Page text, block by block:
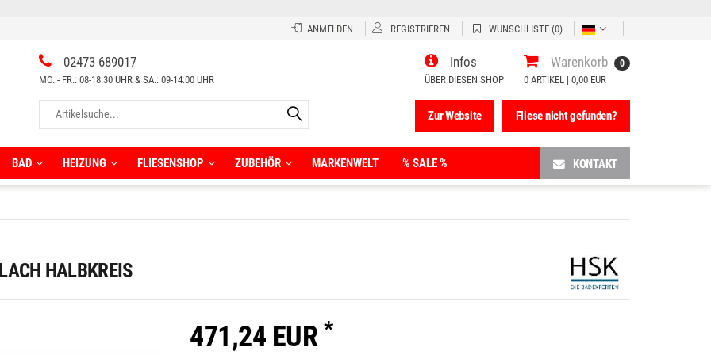
ANMELDEN REGISTRIEREN WUNSCHLISTE (0)
02473 689017
MO. - FR.: 08-18:30 UHR & SA.: 09-14:00 UHR
Infos
ÜBER DIESEN SHOP
Warenkorb 0
0 ARTIKEL | 0,00 EUR
Fliese nicht gefunden?
Zur Website
BAD
Badewannen
Rollschränke
Sonstiges
HEIZUNG FLIESENSHOP
2 cm
ZUBEHÖR MARKENWELT % SALE % KONTAKT
HALBKREIS
471,24 EUR *